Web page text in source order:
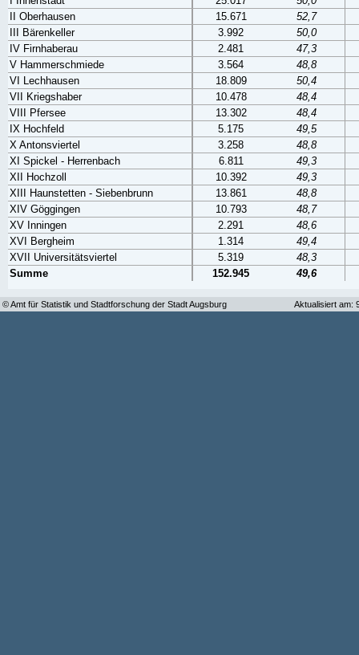
II Oberhausen
15.671
52,7
III Bärenkeller
3.992
50,0
IV Firnhaberau
2.481
47,3
V Hammerschmiede
3.564
48,8
VI Lechhausen
18.809
50,4
VII Kriegshaber
10.478
48,4
VIII Pfersee
13.302
48,4
IX Hochfeld
5.175
49,5
X Antonsviertel
3.258
48,8
XI Spickel - Herrenbach
6.811
49,3
XII Hochzoll
10.392
49,3
XIII Haunstetten - Siebenbrunn
13.861
48,8
XIV Göggingen
10.793
48,7
XV Inningen
2.291
48,6
XVI Bergheim
1.314
49,4
XVII Universitätsviertel
5.319
48,3
Summe
152.945 49,6
© Amt für Statistik und Stadtforschung der Stadt Augsburg Aktualisiert am: